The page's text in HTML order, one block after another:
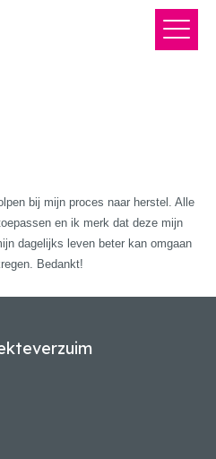
bij mijn proces naar herstel. Alle
en ik merk dat deze mijn
dagelijks leven beter kan omgaan
Bedankt!